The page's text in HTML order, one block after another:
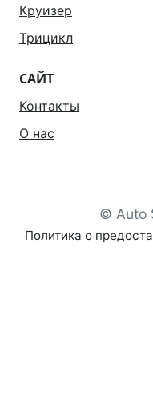
Круизер
Трицикл
САЙТ
Контакты
О нас
© Auto
Политика о